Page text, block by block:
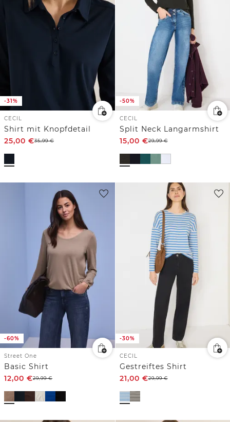
-31%
CECIL
Shirt mit Knopfdetail
25,00 €35,99€
-50%
CECIL
Split Neck Langarmshirt
15,00 €29,99€
-60%
Street One
Basic Shirt
12,00 €29,99€
-30%
CECIL
Gestreiftes Shirt
21,00 €29,99€